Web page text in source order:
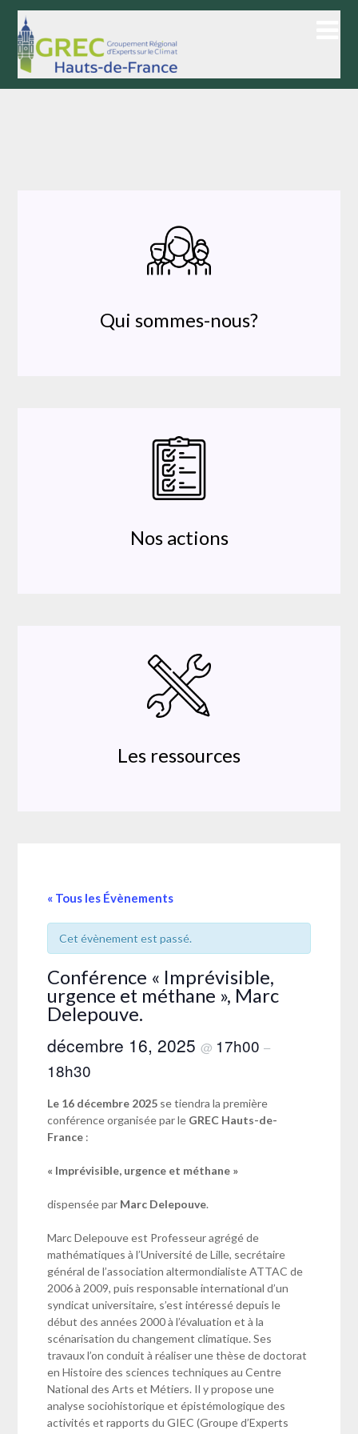
Skip
content
Qui sommes-nous?
Nos actions
Les ressources
« Tous les Évènements
Cet évènement est passé.
Conférence « Imprévisible,
urgence et méthane », Marc
Delepouve.
décembre 16, 2025 @ 17h00 –
18h30
Le 16 décembre 2025se tiendra la première
conférence organisée par le GREC Hauts-de-
France :
« Imprévisible, urgence et méthane »
dispensée par Marc Delepouve.
Marc Delepouve est Professeur agrégé de
mathématiques à l’Université de Lille, secrétaire
général de l’association altermondialiste ATTAC de
2006 à 2009, puis responsable international d’un
syndicat universitaire, s’est intéressé depuis le
début des années 2000 à l’évaluation et à la
scénarisation du changement climatique. Ses
travaux l’on conduit à réaliser une thèse de doctorat
en Histoire des sciences techniques au Centre
National des Arts et Métiers. Il y propose une
analyse sociohistorique et épistémologique des
activités et rapports du GIEC (Groupe d’Experts